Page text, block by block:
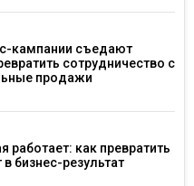
кампании съедают
сотрудничество с
продажи
работает: как превратить
в бизнес-результат